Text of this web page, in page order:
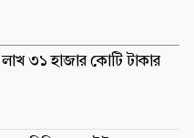
৩১ হাজার কোটি টাকার